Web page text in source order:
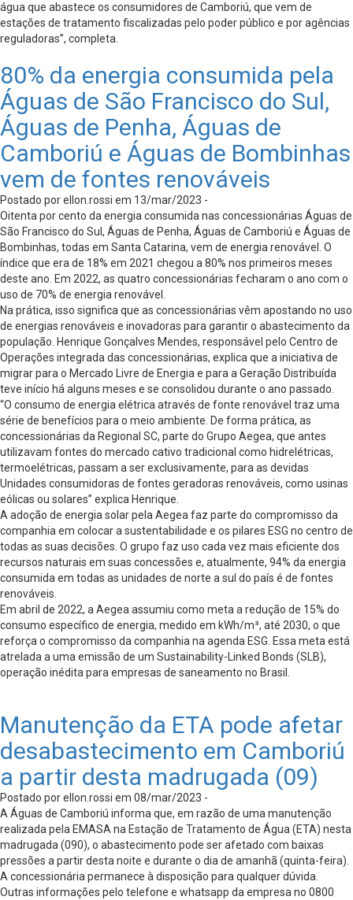
água que abastece os consumidores de Camboriú, que vem de
estações de tratamento fiscalizadas pelo poder público e por agências
reguladoras”, completa.
80% da energia consumida pela
Águas de São Francisco do Sul,
Águas de Penha, Águas de
Camboriú e Águas de Bombinhas
vem de fontes renováveis
Postado por ellon.rossi em 13/mar/2023 -
Oitenta por cento da energia consumida nas concessionárias Águas de
São Francisco do Sul, Águas de Penha, Águas de Camboriú e Águas de
Bombinhas, todas em Santa Catarina, vem de energia renovável. O
índice que era de 18% em 2021 chegou a 80% nos primeiros meses
deste ano. Em 2022, as quatro concessionárias fecharam o ano com o
uso de 70% de energia renovável.
Na prática, isso significa que as concessionárias vêm apostando no uso
de energias renováveis e inovadoras para garantir o abastecimento da
população. Henrique Gonçalves Mendes, responsável pelo Centro de
Operações integrada das concessionárias, explica que a iniciativa de
migrar para o Mercado Livre de Energia e para a Geração Distribuída
teve início há alguns meses e se consolidou durante o ano passado.
“O consumo de energia elétrica através de fonte renovável traz uma
série de benefícios para o meio ambiente. De forma prática, as
concessionárias da Regional SC, parte do Grupo Aegea, que antes
utilizavam fontes do mercado cativo tradicional como hidrelétricas,
termoelétricas, passam a ser exclusivamente, para as devidas
Unidades consumidoras de fontes geradoras renováveis, como usinas
eólicas ou solares” explica Henrique.
A adoção de energia solar pela Aegea faz parte do compromisso da
companhia em colocar a sustentabilidade e os pilares ESG no centro de
todas as suas decisões. O grupo faz uso cada vez mais eficiente dos
recursos naturais em suas concessões e, atualmente, 94% da energia
consumida em todas as unidades de norte a sul do país é de fontes
renováveis.
Em abril de 2022, a Aegea assumiu como meta a redução de 15% do
consumo específico de energia, medido em kWh/m³, até 2030, o que
reforça o compromisso da companhia na agenda ESG. Essa meta está
atrelada a uma emissão de um Sustainability-Linked Bonds (SLB),
operação inédita para empresas de saneamento no Brasil.
Manutenção da ETA pode afetar
desabastecimento em Camboriú
a partir desta madrugada (09)
Postado por ellon.rossi em 08/mar/2023 -
A Águas de Camboriú informa que, em razão de uma manutenção
realizada pela EMASA na Estação de Tratamento de Água (ETA) nesta
madrugada (090), o abastecimento pode ser afetado com baixas
pressões a partir desta noite e durante o dia de amanhã (quinta-feira).
A concessionária permanece à disposição para qualquer dúvida.
Outras informações pelo telefone e whatsapp da empresa no 0800